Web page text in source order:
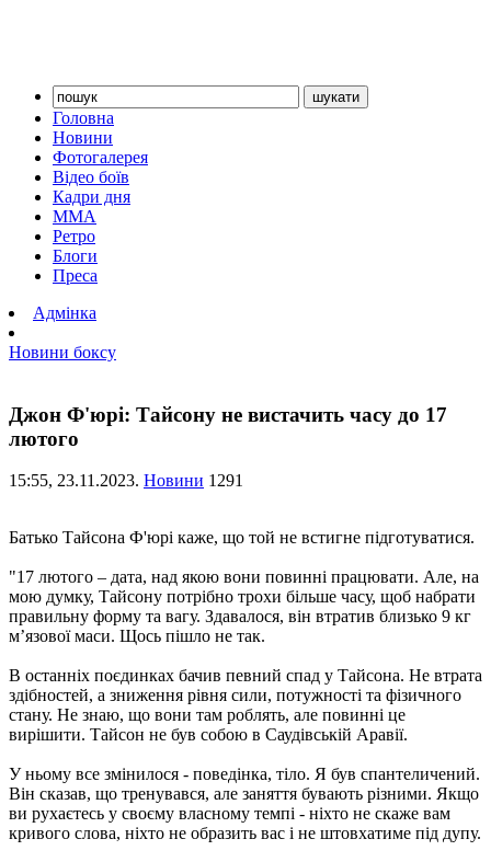
Головна
Новини
Фотогалерея
Відео боїв
Кадри дня
ММА
Ретро
Блоги
Преса
Адмінка
Новини боксу
Джон Ф'юрі: Тайсону не вистачить часу до 17
лютого
15:55, 23.11.2023. Новини 1291
Батько Тайсона Ф'юрі каже, що той не встигне підготуватися.
"17 лютого – дата, над якою вони повинні працювати. Але, на
мою думку, Тайсону потрібно трохи більше часу, щоб набрати
правильну форму та вагу. Здавалося, він втратив близько 9 кг
м’язової маси. Щось пішло не так.
В останніх поєдинках бачив певний спад у Тайсона. Не втрата
здібностей, а зниження рівня сили, потужності та фізичного
стану. Не знаю, що вони там роблять, але повинні це
вирішити. Тайсон не був собою в Саудівській Аравії.
У ньому все змінилося - поведінка, тіло. Я був спантеличений.
Він сказав, що тренувався, але заняття бувають різними. Якщо
ви рухаєтесь у своєму власному темпі - ніхто не скаже вам
кривого слова, ніхто не образить вас і не штовхатиме під дупу.